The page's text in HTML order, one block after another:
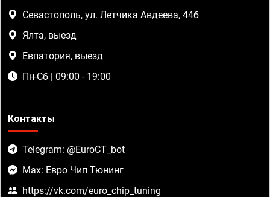
Севастополь, ул. Летчика Авдеева, 44б
Ялта, выезд
Евпатория, выезд
Пн-Сб | 09:00 - 19:00
Контакты
Telegram: @EuroCT_bot
Max: Евро Чип Тюнинг
https://vk.com/euro_chip_tuning